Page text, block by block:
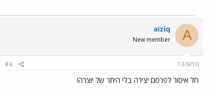
A
aiziq
New member
13/9/10
#4
חל איסור לפרסם יצירה בלי היתר של יוצרה!